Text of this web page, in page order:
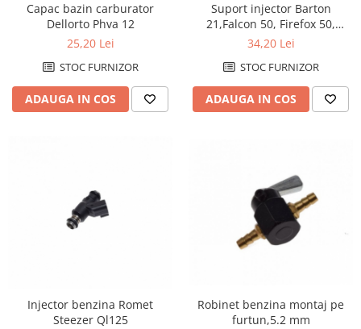
Capac bazin carburator
Dellorto Phva 12
25,20 Lei
STOC FURNIZOR
ADAUGA IN COS
Suport injector Barton
21,Falcon 50, Firefox 50,
Galactic 50, Huragan 50
34,20 Lei
STOC FURNIZOR
ADAUGA IN COS
Injector benzina Romet
Steezer Ql125
Robinet benzina montaj pe
furtun,5.2 mm